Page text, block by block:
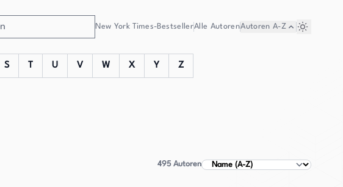
New York Times-BestsellerAlle AutorenAutoren A-Z
S T U V W X Y Z
495 AutorenAutoren sortieren